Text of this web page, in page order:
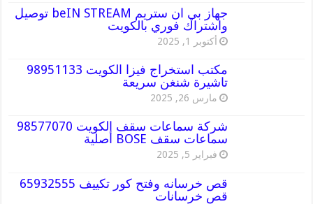
جهاز بي ان ستريم beIN STREAM توصيل
واشتراك فوري بالكويت
أكتوبر 1, 2025
مكتب استخراج فيزا الكويت 98951133
تاشيرة شنغن سريعة
مارس 26, 2025
شركة سماعات سقف الكويت 98577070
سماعات سقف BOSE أصلية
فبراير 5, 2025
قص خرسانه وفتح كور تكييف 65932555
قص خرسانات